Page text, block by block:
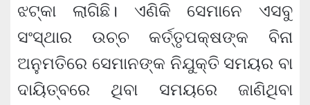
ଝଟ୍‌କା ଲାଗିଛି। ଏଣିକି ସେମାନେ ଏସବୁ
ସଂସ୍ଥାର ଉଚ୍ଚ କର୍ତ୍ତୃପକ୍ଷଙ୍କ ବିନା
ଅନୁମତିରେ ସେମାନଙ୍କ ନିଯୁକ୍ତି ସମୟର ବା
ଦାୟିତ୍ବରେ ଥିବା ସମୟରେ ଜାଣିଥିବା